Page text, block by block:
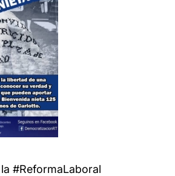
#ReformaLaboral